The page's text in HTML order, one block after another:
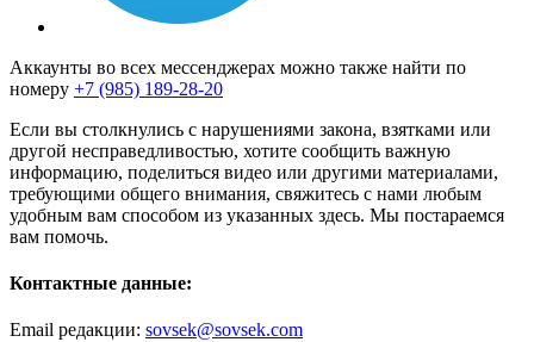
Аккаунты во всех мессенджерах можно также найти по
номеру +7 (985) 189-28-20
Если вы столкнулись с нарушениями закона, взятками или
другой несправедливостью, хотите сообщить важную
информацию, поделиться видео или другими материалами,
требующими общего внимания, свяжитесь с нами любым
удобным вам способом из указанных здесь. Мы постараемся
вам помочь.
Контактные данные:
Email редакции: sovsek@sovsek.com